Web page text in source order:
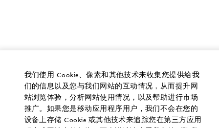
我们使用 Cookie、像素和其他技术来收集您提供给我
们的信息以及您与我们网站的互动情况，从而提升网
站浏览体验，分析网站使用情况，以及帮助进行市场
推广。如果您是移动应用程序用户，我们不会在您的
设备上存储 Cookie 或其他技术来追踪您在第三方应用